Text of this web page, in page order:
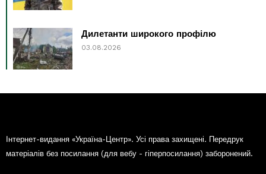
Дилетанти широкого профілю
03.08.2026
Інтернет-видання «Україна-Центр». Усі права захищені. Передрук
матеріалів без посилання (для вебу - гіперпосилання) заборонений.